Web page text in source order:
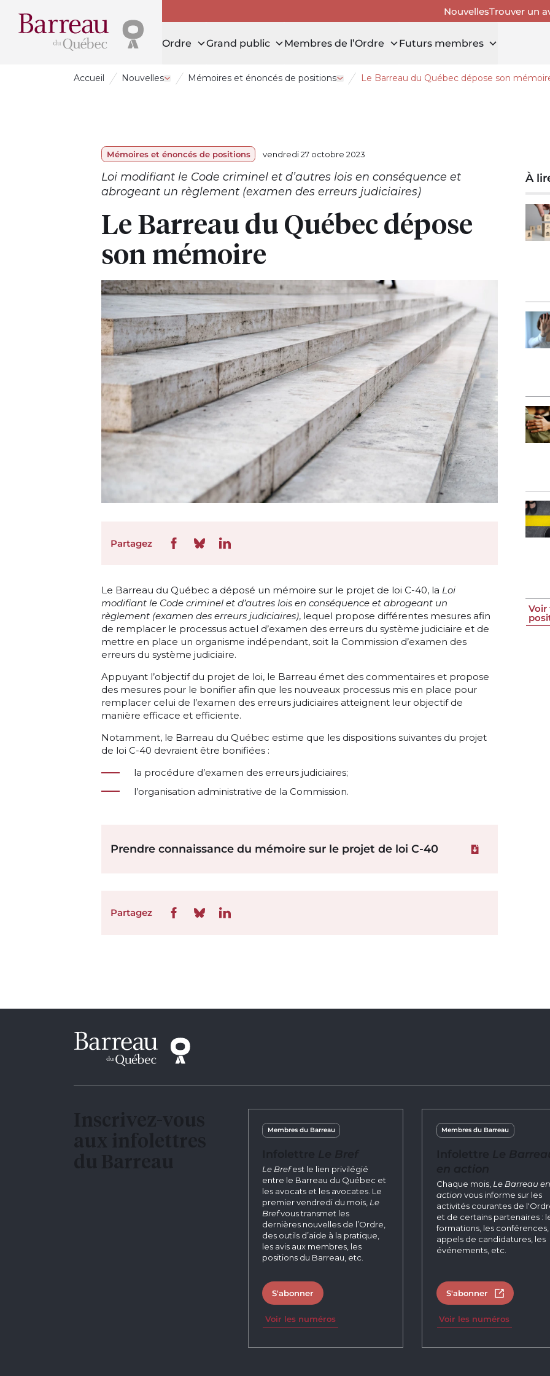
NouvellesTrouver un
Ordre Grand public Membres de l’Ordre Futurs membres
Accueil Nouvelles Ouvrir le tiroir Nouvelles
Mémoires et énoncés de positions Ouvrir le tiroir Mémoires et énoncés de positions
Le Barreau du Québec dépose son
Mémoires et énoncés de positions vendredi 27 octobre 2023
Loi modifiant le Code criminel et d’autres lois en conséquence et
abrogeant un règlement (examen des erreurs judiciaires)
Le Barreau du Québec dépose
son mémoire
Partagez
Le Barreau du Québec a déposé un mémoire sur le projet de loi C-40, la Loi
modifiant le Code criminel et d’autres lois en conséquence et abrogeant un
règlement (examen des erreurs judiciaires), lequel propose différentes mesures afin
de remplacer le processus actuel d’examen des erreurs du système judiciaire et de
mettre en place un organisme indépendant, soit la Commission d’examen des
erreurs du système judiciaire.
Appuyant l’objectif du projet de loi, le Barreau émet des commentaires et propose
des mesures pour le bonifier afin que les nouveaux processus mis en place pour
remplacer celui de l’examen des erreurs judiciaires atteignent leur objectif de
manière efficace et efficiente.
Notamment, le Barreau du Québec estime que les dispositions suivantes du projet
de loi C-40 devraient être bonifiées :
la procédure d’examen des erreurs judiciaires;
l’organisation administrative de la Commission.
Prendre connaissance du mémoire sur le projet de loi C-40 Télécharger le
Partagez
À
Voir
Membres du Barreau
Le Brefest le lien privilégié
entre le Barreau du Québec et
les avocats et les avocates. Le
premier vendredi du mois, Le
Brefvous transmet les
dernières nouvelles de l’Ordre,
des outils d’aide à la pratique,
les avis aux membres, les
positions du Barreau, etc.
S'abonner
Voir les numéros
Membres du Barreau
Chaque mois, Le Barreau en
action vous informe sur les
activités courantes de
et de certains partenaires :
formations, les conférences,
appels de candidatures, les
événements, etc.
S'abonner Ouvrir dans
Voir les numéros